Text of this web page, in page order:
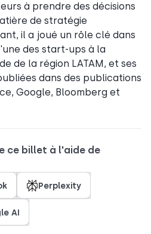
à prendre des décisions
de stratégie
il a joué un rôle clé dans
des start-ups à la
de la région LATAM, et ses
dans des publications
Google, Bloomberg et
ce billet à l'aide de
Perplexity
AI